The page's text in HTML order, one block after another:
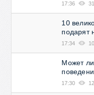
17:36
10
подарят
17:34
Может ли
17:30